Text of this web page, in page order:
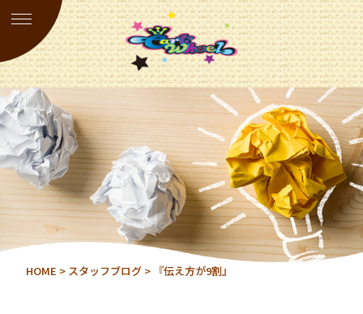
HOME > スタッフブログ > 『伝え方が9割』